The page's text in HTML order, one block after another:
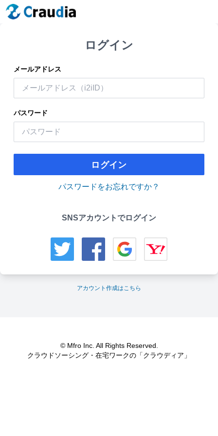
ログイン
メールアドレス
パスワード
ログイン
パスワードをお忘れですか？
SNSアカウントでログイン
アカウント作成はこちら
© Mfro Inc. All Rights Reserved.
クラウドソーシング・在宅ワークの「クラウディア」